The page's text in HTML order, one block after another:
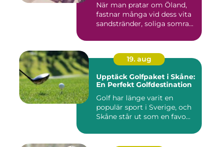
När man pratar om Öland,
fastnar många vid dess vita
sandstränder, soliga somra...
19. aug
Upptäck Golfpaket i Skåne:
En Perfekt Golfdestination
Golf har länge varit en
populär sport i Sverige, och
Skåne står ut som en favo...